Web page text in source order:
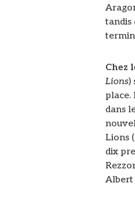
tandis
Chez
Lions)
place.
dans
Lions (
dix
Albert